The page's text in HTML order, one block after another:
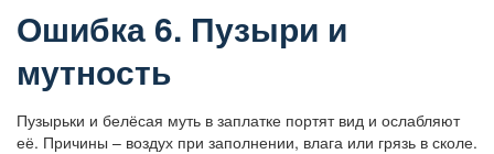
Ошибка 6. Пузыри и
мутность
Пузырьки и белёсая муть в заплатке портят вид и ослабляют
её. Причины – воздух при заполнении, влага или грязь в сколе.